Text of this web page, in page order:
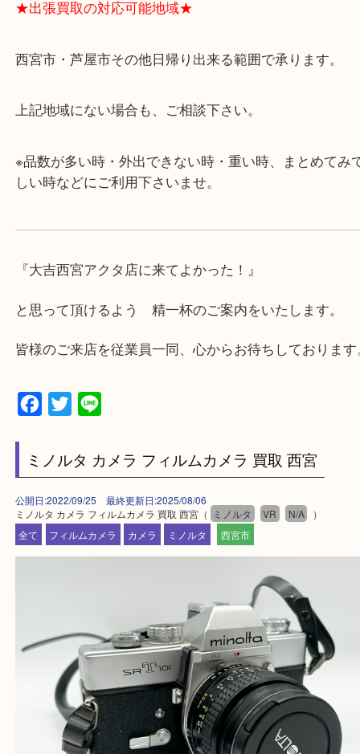
★当店の特徴★
ます。
・査定中に外出可能です。ショッピングやランチ等
み下さい。
・近隣にコインパーキングが多数あるので、お車で
にも便利です。
・急な出費に対応させて頂きます♪
★出張買取の対応可能地域★
西宮市・芦屋市その他日帰り出来る範囲で承ります
上記地域にない場合も、ご相談下さい。
※品数が多い時・外出できない時・重い時、まとめ
しい時などにご利用下さいませ。